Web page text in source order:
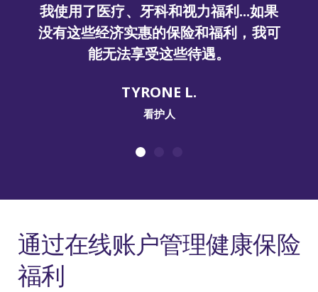
利...如果
利，我可
健康保险对我来说非常重要，因
须保持健康，才能照顾好自己，
客户。
JAMIE H.
通过在线账户管理健康保险
福利